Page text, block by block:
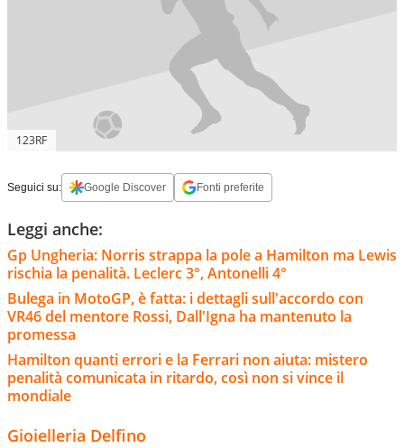
123RF
Seguici su: Google Discover Fonti preferite
Leggi anche:
Gp Ungheria: Norris strappa la pole a Hamilton ma Lewis
rischia la penalità. Leclerc 3°, Antonelli 4°
Bulega in MotoGP, è fatta: i dettagli sull'accordo con
VR46 del mentore Rossi, Dall'Igna ha mantenuto la
promessa
Hamilton quanti errori e la Ferrari non aiuta: mistero
penalità comunicata in ritardo, così non si vince il
mondiale
Gioielleria Delfino